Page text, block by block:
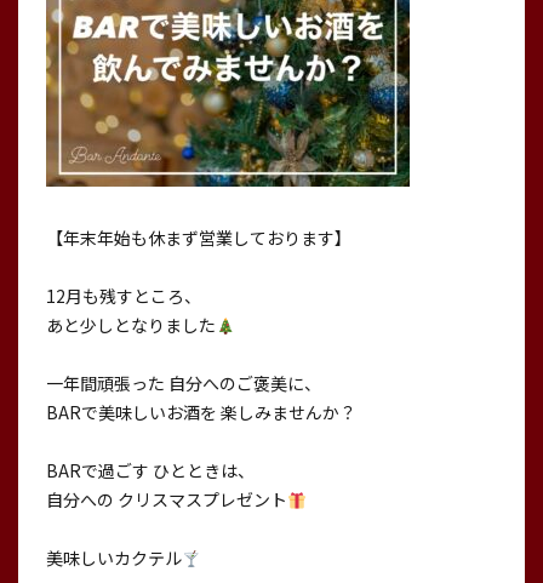
【年末年始も休まず営業しております】
12月も残すところ、
あと少しとなりました
一年間頑張った 自分へのご褒美に、
BARで美味しいお酒を 楽しみませんか？
BARで過ごす ひとときは、
自分への クリスマスプレゼント
美味しいカクテル